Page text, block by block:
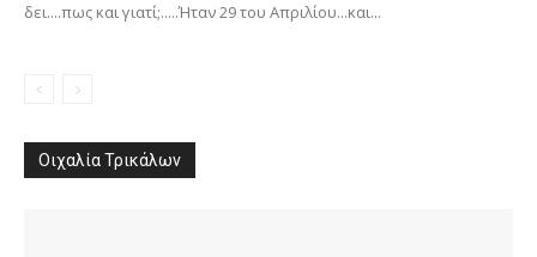
δει....πως και γιατί;.....Ήταν 29 του Απριλίου...και...
Οιχαλία Τρικάλων